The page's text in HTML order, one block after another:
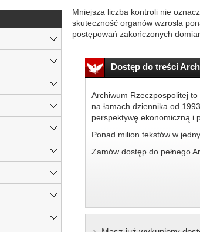
Mniejsza liczba kontroli nie
skuteczność organów wzrosła
postępowań zakończonych
Dostęp do treści
Archiwum Rzeczpospolitej
na łamach dziennika od
perspektywę ekonomiczną i
Ponad milion tekstów w
Zamów dostęp do pełnego